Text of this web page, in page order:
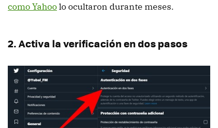
como Yahoolo ocultaron durante meses.
2. Activa la verificación en dos pasos